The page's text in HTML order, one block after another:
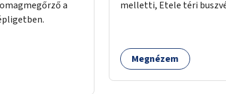
a
melletti, Etele téri
Megnézem